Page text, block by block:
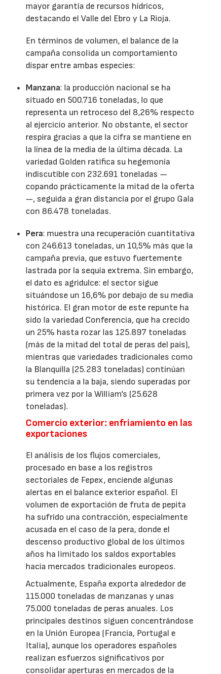
mayor garantía de recursos hídricos,
destacando el Valle del Ebro y La Rioja.
En términos de volumen, el balance de la
campaña consolida un comportamiento
dispar entre ambas especies:
Manzana: la producción nacional se ha
situado en 500.716 toneladas, lo que
representa un retroceso del 8,26% respecto
al ejercicio anterior. No obstante, el sector
respira gracias a que la cifra se mantiene en
la línea de la media de la última década. La
variedad Golden ratifica su hegemonía
indiscutible con 232.691 toneladas —
copando prácticamente la mitad de la oferta
—, seguida a gran distancia por el grupo Gala
con 86.478 toneladas.
Pera: muestra una recuperación cuantitativa
con 246.613 toneladas, un 10,5% más que la
campaña previa, que estuvo fuertemente
lastrada por la sequía extrema. Sin embargo,
el dato es agridulce: el sector sigue
situándose un 16,6% por debajo de su media
histórica. El gran motor de este repunte ha
sido la variedad Conferencia, que ha crecido
un 25% hasta rozar las 125.897 toneladas
(más de la mitad del total de peras del país),
mientras que variedades tradicionales como
la Blanquilla (25.283 toneladas) continúan
su tendencia a la baja, siendo superadas por
primera vez por la William's (25.628
toneladas).
Comercio exterior: enfriamiento en las
exportaciones
El análisis de los flujos comerciales,
procesado en base a los registros
sectoriales de Fepex, enciende algunas
alertas en el balance exterior español. El
volumen de exportación de fruta de pepita
ha sufrido una contracción, especialmente
acusada en el caso de la pera, donde el
descenso productivo global de los últimos
años ha limitado los saldos exportables
hacia mercados tradicionales europeos.
Actualmente, España exporta alrededor de
115.000 toneladas de manzanas y unas
75.000 toneladas de peras anuales. Los
principales destinos siguen concentrándose
en la Unión Europea (Francia, Portugal e
Italia), aunque los operadores españoles
realizan esfuerzos significativos por
consolidar aperturas en mercados de la